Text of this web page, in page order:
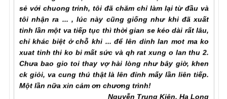
tôi nhận ra ... , lúc này cũng giống như khi đã xuất
tinh lần một va tiếp tục thì thời gian se kéo dài rất lâu,
chỉ khác biệt ở chỗ khi ... để lên dinh lan mot ma ko
xuat tinh thi ko bi mất sức và qh rat xung o lan thu 2.
Chưa bao gio toi thay vợ hài lòng như bây giờ, khen
ck giỏi, va cung thú thật là lên đỉnh mấy lần liên tiếp.
Một lần nữa xin cảm ơn chương trình!
Nguyễn Trung Kiên, Hạ Long